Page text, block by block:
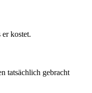
kostet.
tatsächlich gebracht